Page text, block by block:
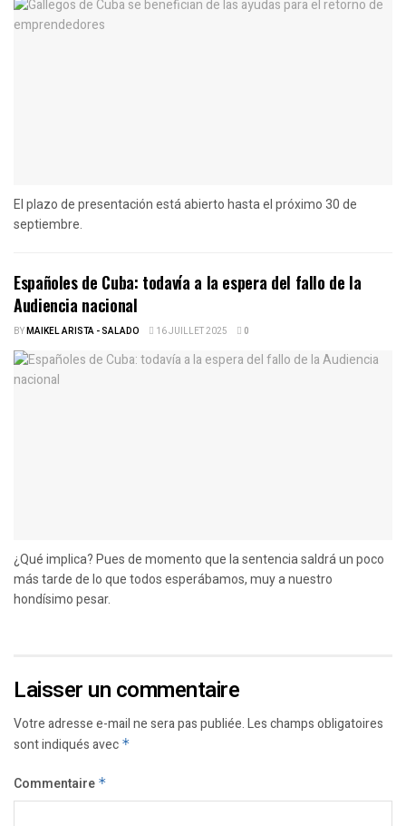
El plazo de presentación está abierto hasta el próximo 30 de
septiembre.
Españoles de Cuba: todavía a la espera del fallo de la
Audiencia nacional
BYMAIKEL ARISTA - SALADO 16 JUILLET 2025 0
¿Qué implica? Pues de momento que la sentencia saldrá un poco
más tarde de lo que todos esperábamos, muy a nuestro
hondísimo pesar.
Laisser un commentaire
Votre adresse e-mail ne sera pas publiée.Les champs obligatoires
sont indiqués avec *
Commentaire *